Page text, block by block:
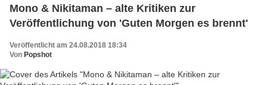
Mono & Nikitaman – alte Kritiken zur
Veröffentlichung von 'Guten Morgen es brennt'
Veröffentlicht am 24.08.2018 18:34
Von Popshot